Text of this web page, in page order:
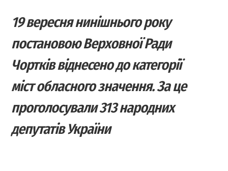
19 вересня нинішнього року
постановою Верховної Ради
Чортків віднесено до категорії
міст обласного значення. За це
проголосували 313 народних
депутатів України